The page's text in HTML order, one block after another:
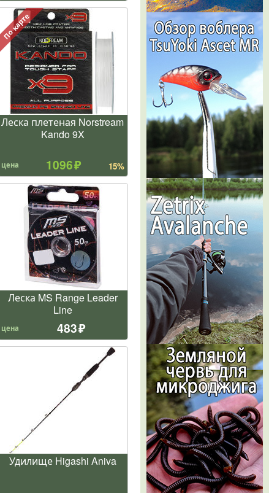
По карте
Леска плетеная Norstream
Kando 9X
цена 1096 15%
Леска MS Range Leader
Line
цена 483
Удилище Higashi Aniva